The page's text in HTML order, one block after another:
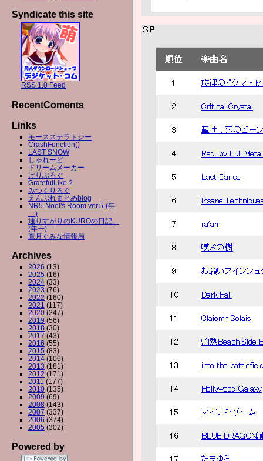
Syndicate this site
RSS 1.0 Feed
RecentComents
Links
モースステラトジー
CrashFunction()
LAST SNOW
しゃれーど
ドリームメーカー
けりぶろぐ
GratefulLike ?
みつくりろぐ
えんぷれまとめblog
NR5-Noel's Room ver.5-(年
一)
通りすがりのKUROの日記。
(年一)
鷹月ぐみな情報局
Archives
2026 (13)
2025 (16)
2024 (33)
2023 (76)
2022 (160)
2021 (117)
2020 (247)
2019 (56)
2018 (30)
2017 (43)
2016 (55)
2015 (83)
2014 (106)
2013 (181)
2012 (171)
2011 (177)
2010 (135)
2009 (69)
2008 (143)
2007 (337)
2006 (374)
2005 (302)
Powered by